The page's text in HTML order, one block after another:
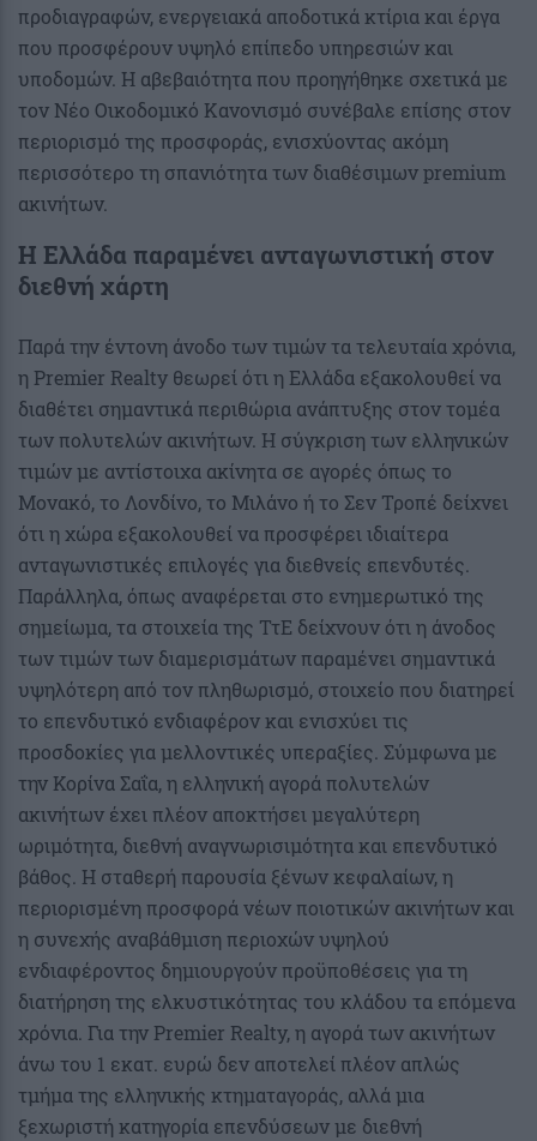
προδιαγραφών, ενεργειακά αποδοτικά κτίρια και έργα
που προσφέρουν υψηλό επίπεδο υπηρεσιών και
υποδομών. Η αβεβαιότητα που προηγήθηκε σχετικά με
τον Νέο Οικοδομικό Κανονισμό συνέβαλε επίσης στον
περιορισμό της προσφοράς, ενισχύοντας ακόμη
περισσότερο τη σπανιότητα των διαθέσιμων premium
ακινήτων.
Η Ελλάδα παραμένει ανταγωνιστική στον
διεθνή χάρτη
Παρά την έντονη άνοδο των τιμών τα τελευταία χρόνια,
η Premier Realty θεωρεί ότι η Ελλάδα εξακολουθεί να
διαθέτει σημαντικά περιθώρια ανάπτυξης στον τομέα
των πολυτελών ακινήτων. Η σύγκριση των ελληνικών
τιμών με αντίστοιχα ακίνητα σε αγορές όπως το
Μονακό, το Λονδίνο, το Μιλάνο ή το Σεν Τροπέ δείχνει
ότι η χώρα εξακολουθεί να προσφέρει ιδιαίτερα
ανταγωνιστικές επιλογές για διεθνείς επενδυτές.
Παράλληλα, όπως αναφέρεται στο ενημερωτικό της
σημείωμα, τα στοιχεία της ΤτΕ δείχνουν ότι η άνοδος
των τιμών των διαμερισμάτων παραμένει σημαντικά
υψηλότερη από τον πληθωρισμό, στοιχείο που διατηρεί
το επενδυτικό ενδιαφέρον και ενισχύει τις
προσδοκίες για μελλοντικές υπεραξίες. Σύμφωνα με
την Κορίνα Σαΐα, η ελληνική αγορά πολυτελών
ακινήτων έχει πλέον αποκτήσει μεγαλύτερη
ωριμότητα, διεθνή αναγνωρισιμότητα και επενδυτικό
βάθος. Η σταθερή παρουσία ξένων κεφαλαίων, η
περιορισμένη προσφορά νέων ποιοτικών ακινήτων και
η συνεχής αναβάθμιση περιοχών υψηλού
ενδιαφέροντος δημιουργούν προϋποθέσεις για τη
διατήρηση της ελκυστικότητας του κλάδου τα επόμενα
χρόνια. Για την Premier Realty, η αγορά των ακινήτων
άνω του 1 εκατ. ευρώ δεν αποτελεί πλέον απλώς
τμήμα της ελληνικής κτηματαγοράς, αλλά μια
ξεχωριστή κατηγορία επενδύσεων με διεθνή